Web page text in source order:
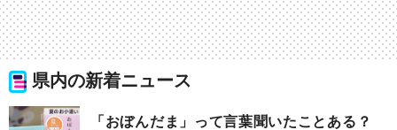
県内の新着ニュース
「おぼんだま」って言葉聞いたことある？